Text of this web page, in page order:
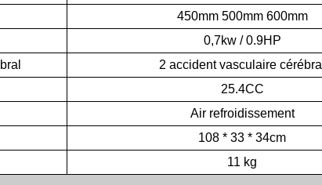
450mm 500mm 600mm
0,7kw / 0.9HP
2 accident vasculaire cérébral
25.4CC
Air refroidissement
108 * 33 * 34cm
11 kg